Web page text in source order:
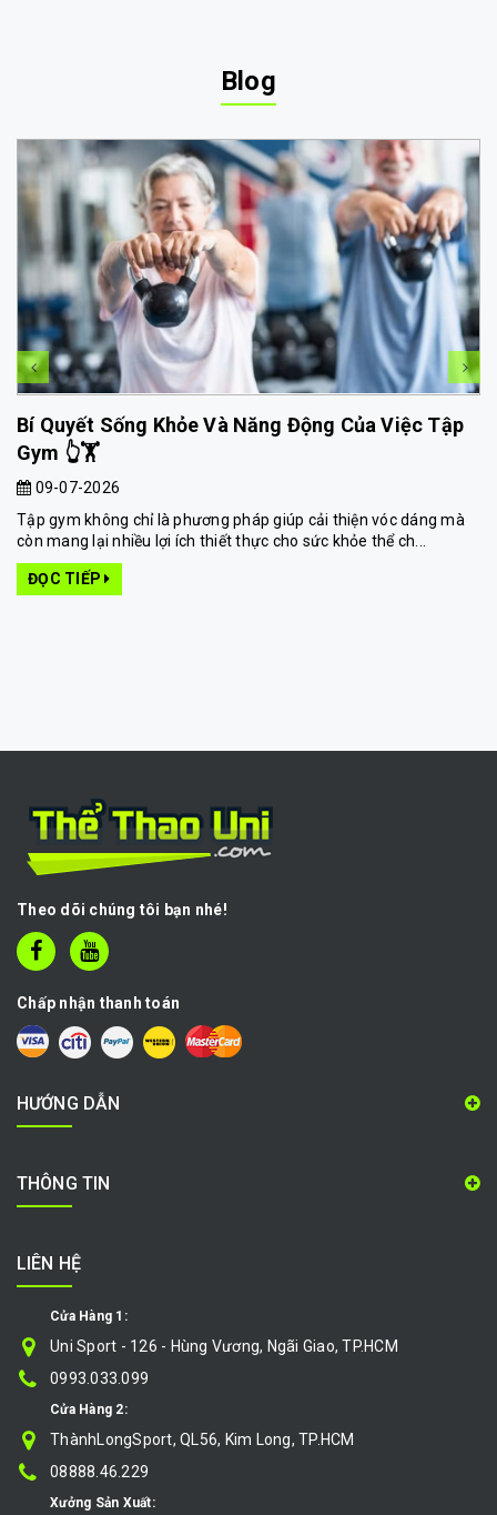
Blog
Bí Quyết Sống Khỏe Và Năng Động Của Việc Tập
Gym 👆🏋️
09-07-2026
Tập gym không chỉ là phương pháp giúp cải thiện vóc dáng mà
còn mang lại nhiều lợi ích thiết thực cho sức khỏe thể ch...
ĐỌC TIẾP
Theo dõi chúng tôi bạn nhé!
Chấp nhận thanh toán
HƯỚNG DẪN
THÔNG TIN
LIÊN HỆ
Cửa Hàng 1:
Uni Sport - 126 - Hùng Vương, Ngãi Giao, TP.HCM
0993.033.099
Cửa Hàng 2:
ThànhLongSport, QL56, Kim Long, TP.HCM
08888.46.229
Xưởng Sản Xuất: